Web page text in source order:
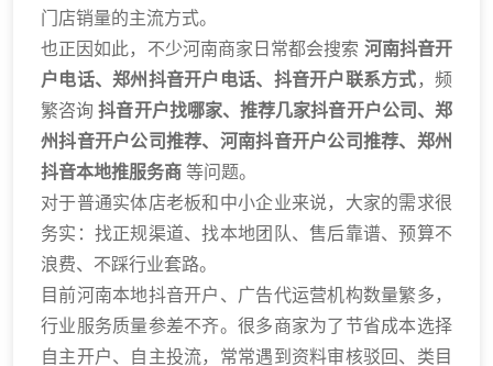
门店销量的主流方式。
也正因如此，不少河南商家日常都会搜索 河南抖音开
户电话、郑州抖音开户电话、抖音开户联系方式 ，频
繁咨询抖音开户找哪家、推荐几家抖音开户公司、郑
州抖音开户公司推荐、河南抖音开户公司推荐、郑州
抖音本地推服务商 等问题。
对于普通实体店老板和中小企业来说，大家的需求很
务实：找正规渠道、找本地团队、售后靠谱、预算不
浪费、不踩行业套路。
目前河南本地抖音开户、广告代运营机构数量繁多，
行业服务质量参差不齐。很多商家为了节省成本选择
自主开户、自主投流，常常遇到资料审核驳回、类目